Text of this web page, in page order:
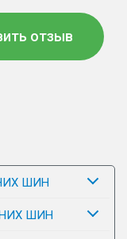
отзыв
ШИН
ШИН